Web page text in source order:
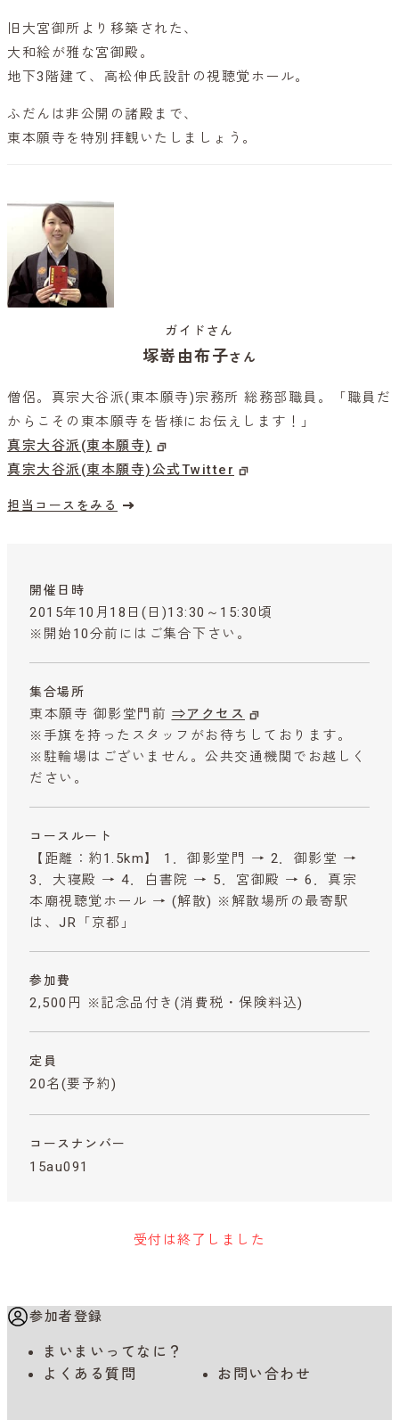
旧大宮御所より移築された、
大和絵が雅な宮御殿。
地下3階建て、高松伸氏設計の視聴覚ホール。
ふだんは非公開の諸殿まで、
東本願寺を特別拝観いたしましょう。
ガイドさん
塚嵜由布子さん
僧侶。真宗大谷派(東本願寺)宗務所 総務部職員。「職員だ
からこその東本願寺を皆様にお伝えします！」
真宗大谷派(東本願寺)
真宗大谷派(東本願寺)公式Twitter
担当コースをみる
開催日時
2015年10月18日(日)13:30～15:30頃
※開始10分前にはご集合下さい。
集合場所
東本願寺 御影堂門前 ⇒アクセス
※手旗を持ったスタッフがお待ちしております。
※駐輪場はございません。公共交通機関でお越しく
ださい。
コースルート
【距離：約1.5km】 1．御影堂門 → 2．御影堂 →
3．大寝殿 → 4．白書院 → 5．宮御殿 → 6．真宗
本廟視聴覚ホール → (解散) ※解散場所の最寄駅
は、JR「京都」
参加費
2,500円 ※記念品付き (消費税・保険料込)
定員
20名(要予約)
コースナンバー
15au091
受付は終了しました
参加者登録
まいまいってなに？
よくある質問
お問い合わせ